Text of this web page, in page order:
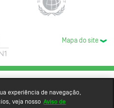
Mapa do site
experiência de navegação,
veja nosso Aviso de